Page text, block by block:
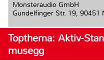
Monsteraudio GmbH
Gundelfinger Str. 19, 90451
Topthema: Aktiv-
musegg